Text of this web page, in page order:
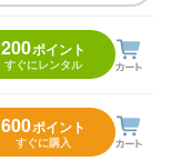
200ポイント
すぐにレンタル
600ポイント
すぐに購入